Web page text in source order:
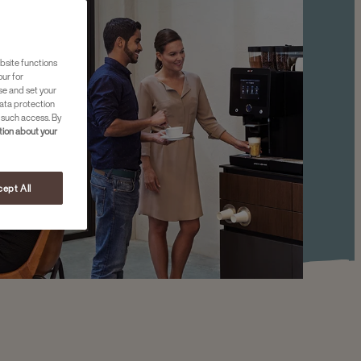
functions
for
and set your
protection
access. By
about your
All